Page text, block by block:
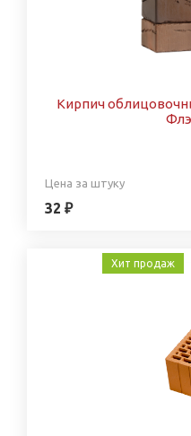
Кирпич
Цена за штуку
32 ₽
Хит продаж